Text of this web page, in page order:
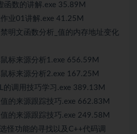
数的讲解.exe 35.89M
业01讲解.exe 41.25M
明文函数分析_值的内存地址变化
标来源分析1.exe 656.59M
标来源分析2.exe 167.25M
调用技巧学习.exe 389.13M
的来源跟踪技巧.exe 662.83M
的来源跟踪技巧.exe 249.58M
怪功能的寻找以及 C++代码调